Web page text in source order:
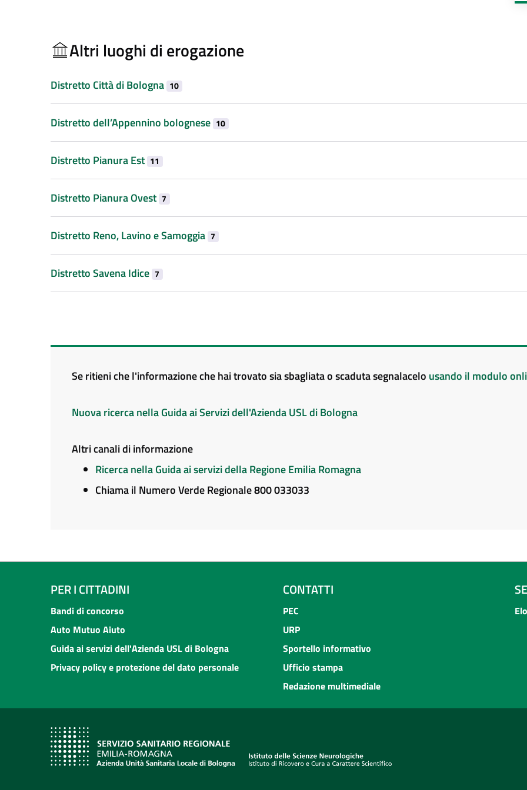
Altri luoghi di erogazione
Distretto Città di Bologna 10
Distretto dell’Appennino bolognese 10
Distretto Pianura Est 11
Distretto Pianura Ovest 7
Distretto Reno, Lavino e Samoggia 7
Distretto Savena Idice 7
Se ritieni che l'informazione che hai trovato sia sbagliata o scaduta segnalacelo usando il modulo
Nuova ricerca nella Guida ai Servizi dell'Azienda USL di Bologna
Altri canali di informazione
Ricerca nella Guida ai servizi della Regione Emilia Romagna
Chiama il Numero Verde Regionale 800 033033
PER I CITTADINI
Bandi di concorso
Auto Mutuo Aiuto
Guida ai servizi dell'Azienda USL di Bologna
Privacy policy e protezione del dato personale
CONTATTI
PEC
URP
Sportello informativo
Ufficio stampa
Redazione multimediale